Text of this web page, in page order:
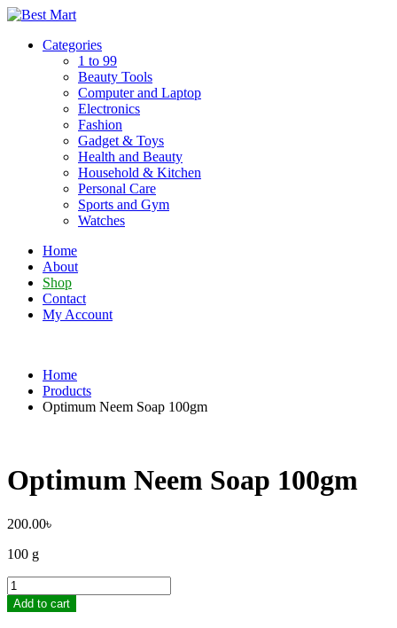
Skip
contentCategories
1 to 99
Beauty Tools
Computer and Laptop
Electronics
Fashion
Gadget & Toys
Health and Beauty
Household & Kitchen
Personal Care
Sports and Gym
Watches
Home
About
Shop
Contact
My Account
Home
Products
Optimum Neem Soap 100gm
Optimum Neem Soap 100gm
200.00৳
100 g
Optimum
Neem
Soap
Add to cart